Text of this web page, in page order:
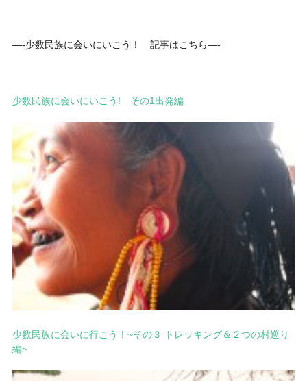
—-少数民族に会いにいこう！ 記事はこちら—-
少数民族に会いにいこう! その1出発編
少数民族に会いに行こう！~その３ トレッキング＆２つの村巡り
編~